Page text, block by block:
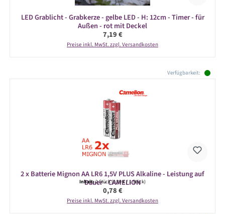
LED Grablicht - Grabkerze - gelbe LED - H: 12cm - Timer - für
Außen - rot mit Deckel
Regulärer Preis:
7,19 €
Preise inkl. MwSt. zzgl. Versandkosten
Verfügbarkeit:
2 x Batterie Mignon AA LR6 1,5V PLUS Alkaline - Leistung auf
Dauer - CAMELION
Inhalt:2 Stück(0,39 € / 1 Stück)
Regulärer Preis:
0,78 €
Preise inkl. MwSt. zzgl. Versandkosten